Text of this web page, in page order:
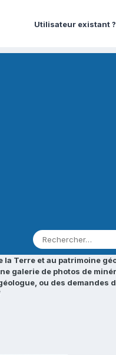
Utilisateur existant
Terre et au patrimoine
galerie de photos de
ou des demandes